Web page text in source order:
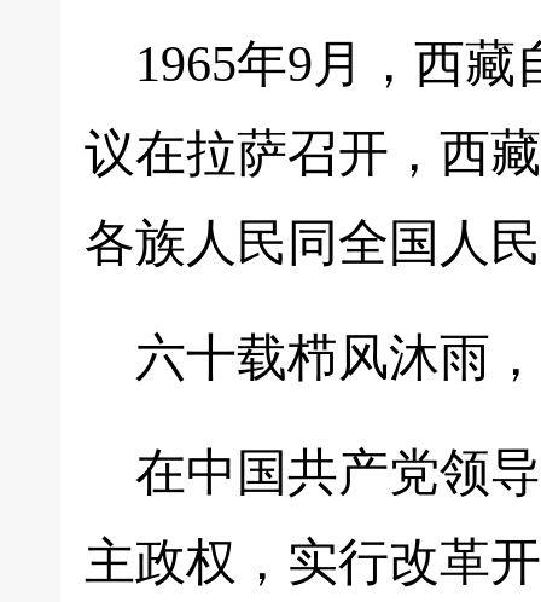
1965年9月，西
议在拉萨召开，西
各族人民同全国人
六十载栉风沐雨
在中国共产党领
主政权，实行改革